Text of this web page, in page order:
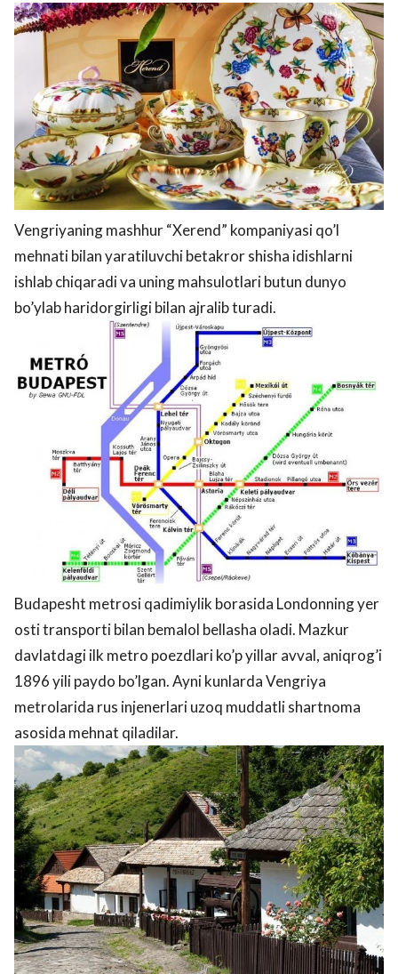
Vengriyaning mashhur “Xerend” kompaniyasi qo’l
mehnati bilan yaratiluvchi betakror shisha idishlarni
ishlab chiqaradi va uning mahsulotlari butun dunyo
bo’ylab haridorgirligi bilan ajralib turadi.
Budapesht metrosi qadimiylik borasida Londonning yer
osti transporti bilan bemalol bellasha oladi. Mazkur
davlatdagi ilk metro poezdlari ko’p yillar avval, aniqrog’i
1896 yili paydo bo’lgan. Ayni kunlarda Vengriya
metrolarida rus injenerlari uzoq muddatli shartnoma
asosida mehnat qiladilar.